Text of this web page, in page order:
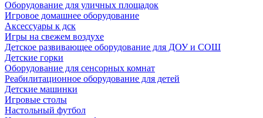
Оборудование для уличных площадок
Игровое домашнее оборудование
Аксессуары к дск
Игры на свежем воздухе
Детское развивающее оборудование для ДОУ и СОШ
Детские горки
Оборудование для сенсорных комнат
Реабилитационное оборудование для детей
Детские машинки
Игровые столы
Настольный футбол